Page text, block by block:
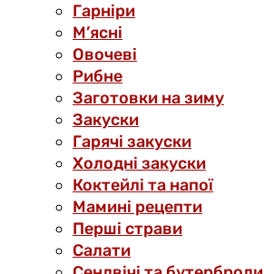
Гарніри
М’ясні
Овочеві
Рибне
Заготовки на зиму
Закуски
Гарячі закуски
Холодні закуски
Коктейлі та напої
Мамині рецепти
Перші страви
Салати